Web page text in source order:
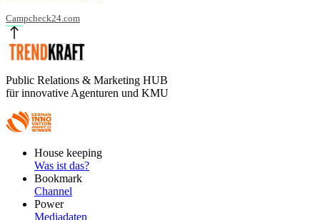
Campcheck24.com
Public Relations & Marketing HUB
für innovative Agenturen und KMU
FooterHouse keeping
Was ist das?
Bookmark
Channel
Power
Mediadaten